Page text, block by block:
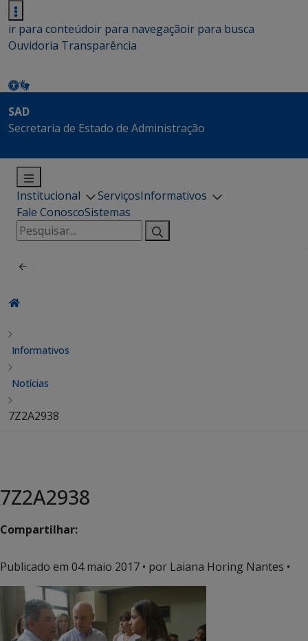
ir para conteúdoir para navegaçãoir para busca
Ouvidoria Transparência
SAD
Secretaria de Estado de Administração
Institucional ServiçosInformativos
Fale ConoscoSistemas
Pesquisar
por:
Informativos
Notícias
7Z2A2938
7Z2A2938
Compartilhar:
Publicado em 04 maio 2017 • por Laiana Horing Nantes •